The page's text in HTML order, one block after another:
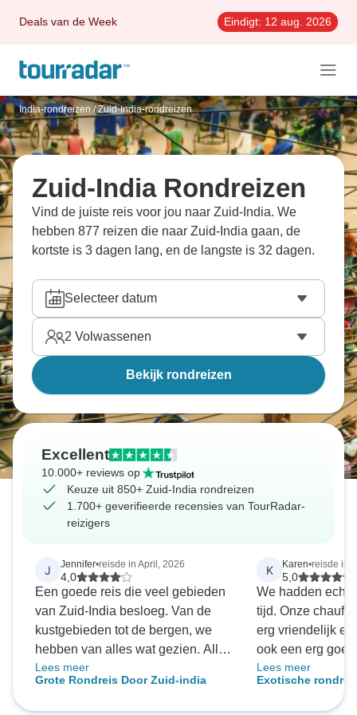
Deals van de Week Eindigt: 12 aug. 2026
India-rondreizen / Zuid-India-rondreizen
Zuid-India Rondreizen
Vind de juiste reis voor jou naar Zuid-India. We
hebben 877 reizen die naar Zuid-India gaan, de
kortste is 3 dagen lang, en de langste is 32 dagen.
Selecteer datum
2 Volwassenen
Bekijk rondreizen
Excellent
10.000+ reviews op
Keuze uit 850+ Zuid-India rondreizen
1.700+ geverifieerde recensies van TourRadar-
reizigers
J Jennifer•reisde in April, 2026
4,0
Een goede reis die veel gebieden
van Zuid-India besloeg. Van de
kustgebieden tot de bergen, we
hebben van alles wat gezien. Alle
hotels voldeden aan de standaard,
hoewel het eten in het hotel in
Lees meer
Grote Rondreis Door Zuid-india
K Karen•reisde in
5,0
We hadden echt
tijd. Onze
erg vriendelijk
ook een erg
chauffeur die
gebruikte tijdens
ongebruikelijk
Lees meer
Exotische
kokosnoten-